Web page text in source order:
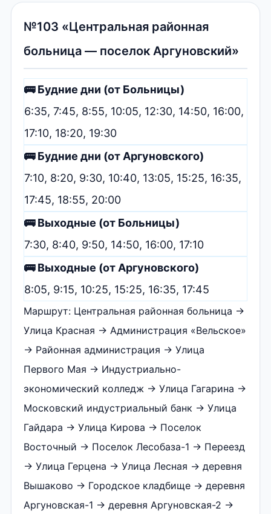
№103 «Центральная районная
больница — поселок Аргуновский»
🚌 Будние дни (от Больницы)
6:35, 7:45, 8:55, 10:05, 12:30, 14:50, 16:00,
17:10, 18:20, 19:30
🚌 Будние дни (от Аргуновского)
7:10, 8:20, 9:30, 10:40, 13:05, 15:25, 16:35,
17:45, 18:55, 20:00
🚌 Выходные (от Больницы)
7:30, 8:40, 9:50, 14:50, 16:00, 17:10
🚌 Выходные (от Аргуновского)
8:05, 9:15, 10:25, 15:25, 16:35, 17:45
Маршрут: Центральная районная больница →
Улица Красная → Администрация «Вельское»
→ Районная администрация → Улица
Первого Мая → Индустриально-
экономический колледж → Улица Гагарина →
Московский индустриальный банк → Улица
Гайдара → Улица Кирова → Поселок
Восточный → Поселок Лесобаза-1 → Переезд
→ Улица Герцена → Улица Лесная → деревня
Вышаково → Городское кладбище → деревня
Аргуновская-1 → деревня Аргуновская-2 →